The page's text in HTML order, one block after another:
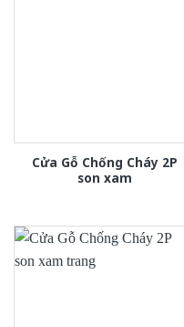
Cửa Gỗ Chống Cháy 2P
son xam